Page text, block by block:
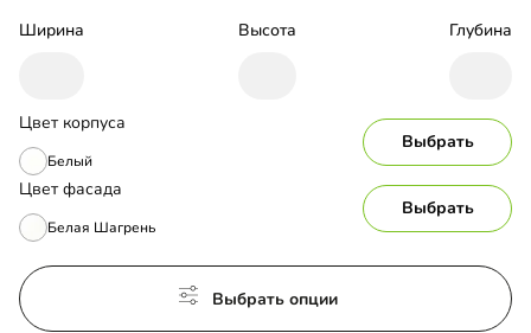
Ширина Высота Глубина
Цвет корпуса
Белый
Выбрать
Цвет фасада
Белая Шагрень
Выбрать
Выбрать опции